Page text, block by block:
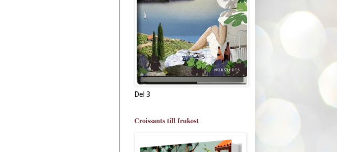
Del 3
Croissants till frukost